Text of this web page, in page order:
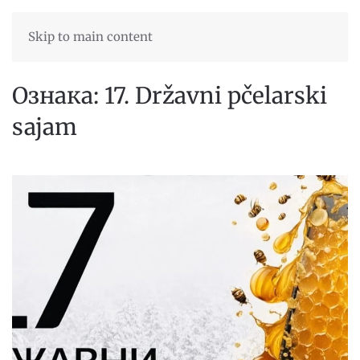
Skip to main content
Ознака: 17. Državni pčelarski
sajam